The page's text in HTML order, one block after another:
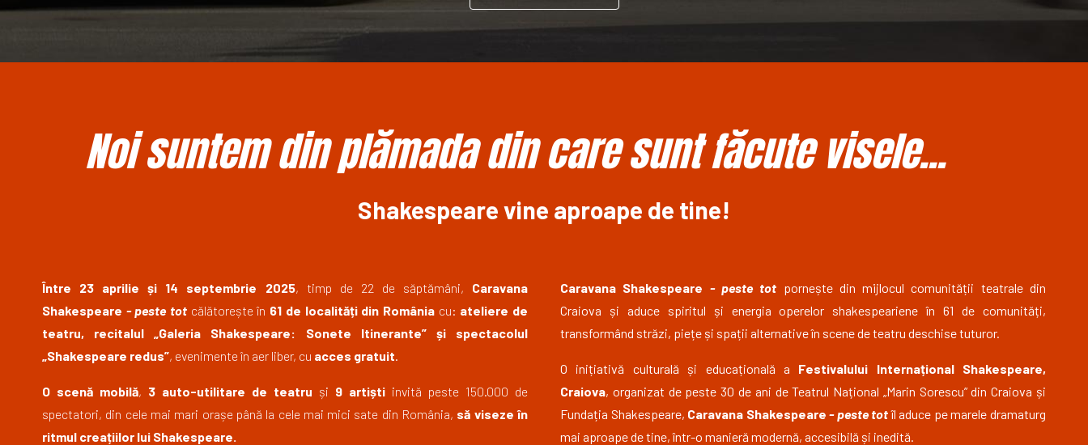
Noi suntem din plămada din care sunt făcute visele...
Shakespeare vine aproape de tine!
Între 23 aprilie și 14 septembrie 2025, timp de 22 de săptămâni, Caravana
Shakespeare - peste tot călătorește în 61 de localități din Româniacu: ateliere de
teatru, recitalul „Galeria Shakespeare: Sonete Itinerante” și spectacolul
„Shakespeare redus”, evenimente în aer liber, cu acces gratuit
O scenă mobilă, 3 auto-utilitare de teatru și 9 artiști invită peste 150.000 de
spectatori, din cele mai mari orașe până la cele mai mici sate din România, să viseze în
ritmul creațiilor lui Shakespeare.
Caravana Shakespeare - peste tot pornește din mijlocul comunității teatrale din
Craiova și aduce spiritul și energia operelor shakespeariene în 61 de comunități,
transformând străzi, piețe și spații alternative în scene de teatru deschise tuturor.
O inițiativă culturală și educațională a Festivalului Internațional Shakespeare,
Craiova, organizat de peste 30 de ani de Teatrul Național „Marin Sorescu” din Craiova și
Fundația Shakespeare, Caravana Shakespeare - peste tot îl aduce pe marele dramaturg
mai aproape de tine, într-o manieră modernă, accesibilă și inedită.